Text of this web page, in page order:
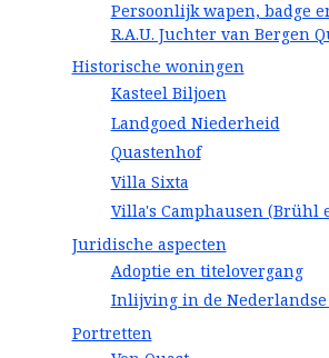
Persoonlijk wapen, badge
R.A.U. Juchter van Bergen
Historische woningen
Kasteel Biljoen
Landgoed Niederheid
Quastenhof
Villa Sixta
Villa's Camphausen (Brühl
Juridische aspecten
Adoptie en titelovergang
Inlijving in de Nederlandse
Portretten